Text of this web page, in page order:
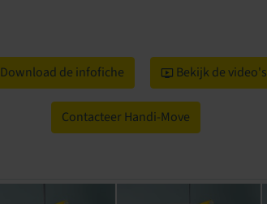
Download de infofiche Bekijk de video's
Contacteer Handi-Move